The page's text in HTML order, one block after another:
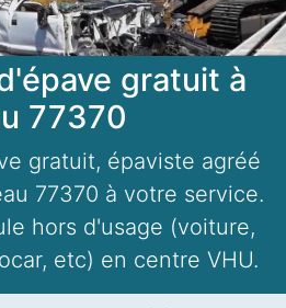
gratuit à
77370
gratuit, épaviste agréé
77370 à votre service.
hors d'usage (voiture,
etc) en centre VHU.